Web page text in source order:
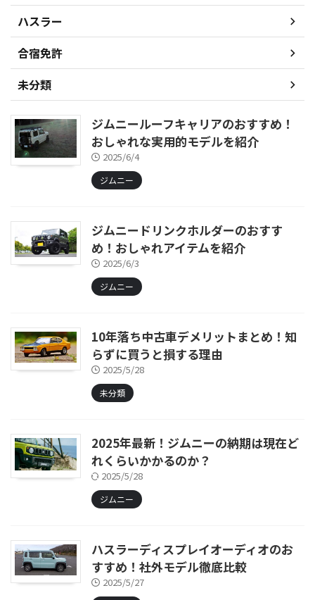
ハスラー
合宿免許
未分類
ジムニールーフキャリアのおすすめ！
おしゃれな実用的モデルを紹介
2025/6/4
ジムニー
ジムニードリンクホルダーのおすす
め！おしゃれアイテムを紹介
2025/6/3
ジムニー
10年落ち中古車デメリットまとめ！知
らずに買うと損する理由
2025/5/28
未分類
2025年最新！ジムニーの納期は現在ど
れくらいかかるのか？
2025/5/28
ジムニー
ハスラーディスプレイオーディオのお
すすめ！社外モデル徹底比較
2025/5/27